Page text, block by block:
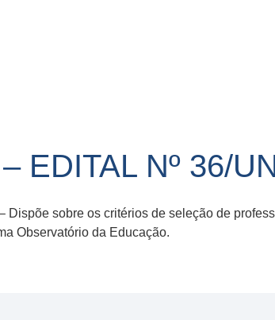
EDITAL Nº 36/
Dispõe sobre os critérios de seleção de
Observatório da Educação.